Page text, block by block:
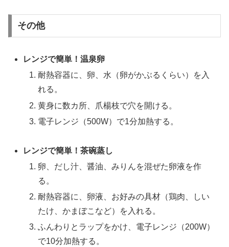
その他
レンジで簡単！温泉卵
耐熱容器に、卵、水（卵がかぶるくらい）を入
れる。
黄身に数カ所、爪楊枝で穴を開ける。
電子レンジ（500W）で1分加熱する。
レンジで簡単！茶碗蒸し
卵、だし汁、醤油、みりんを混ぜた卵液を作
る。
耐熱容器に、卵液、お好みの具材（鶏肉、しい
たけ、かまぼこなど）を入れる。
ふんわりとラップをかけ、電子レンジ（200W）
で10分加熱する。